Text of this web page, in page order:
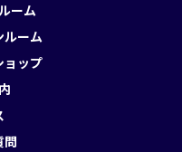
ーム
ルーム
ョップ
問